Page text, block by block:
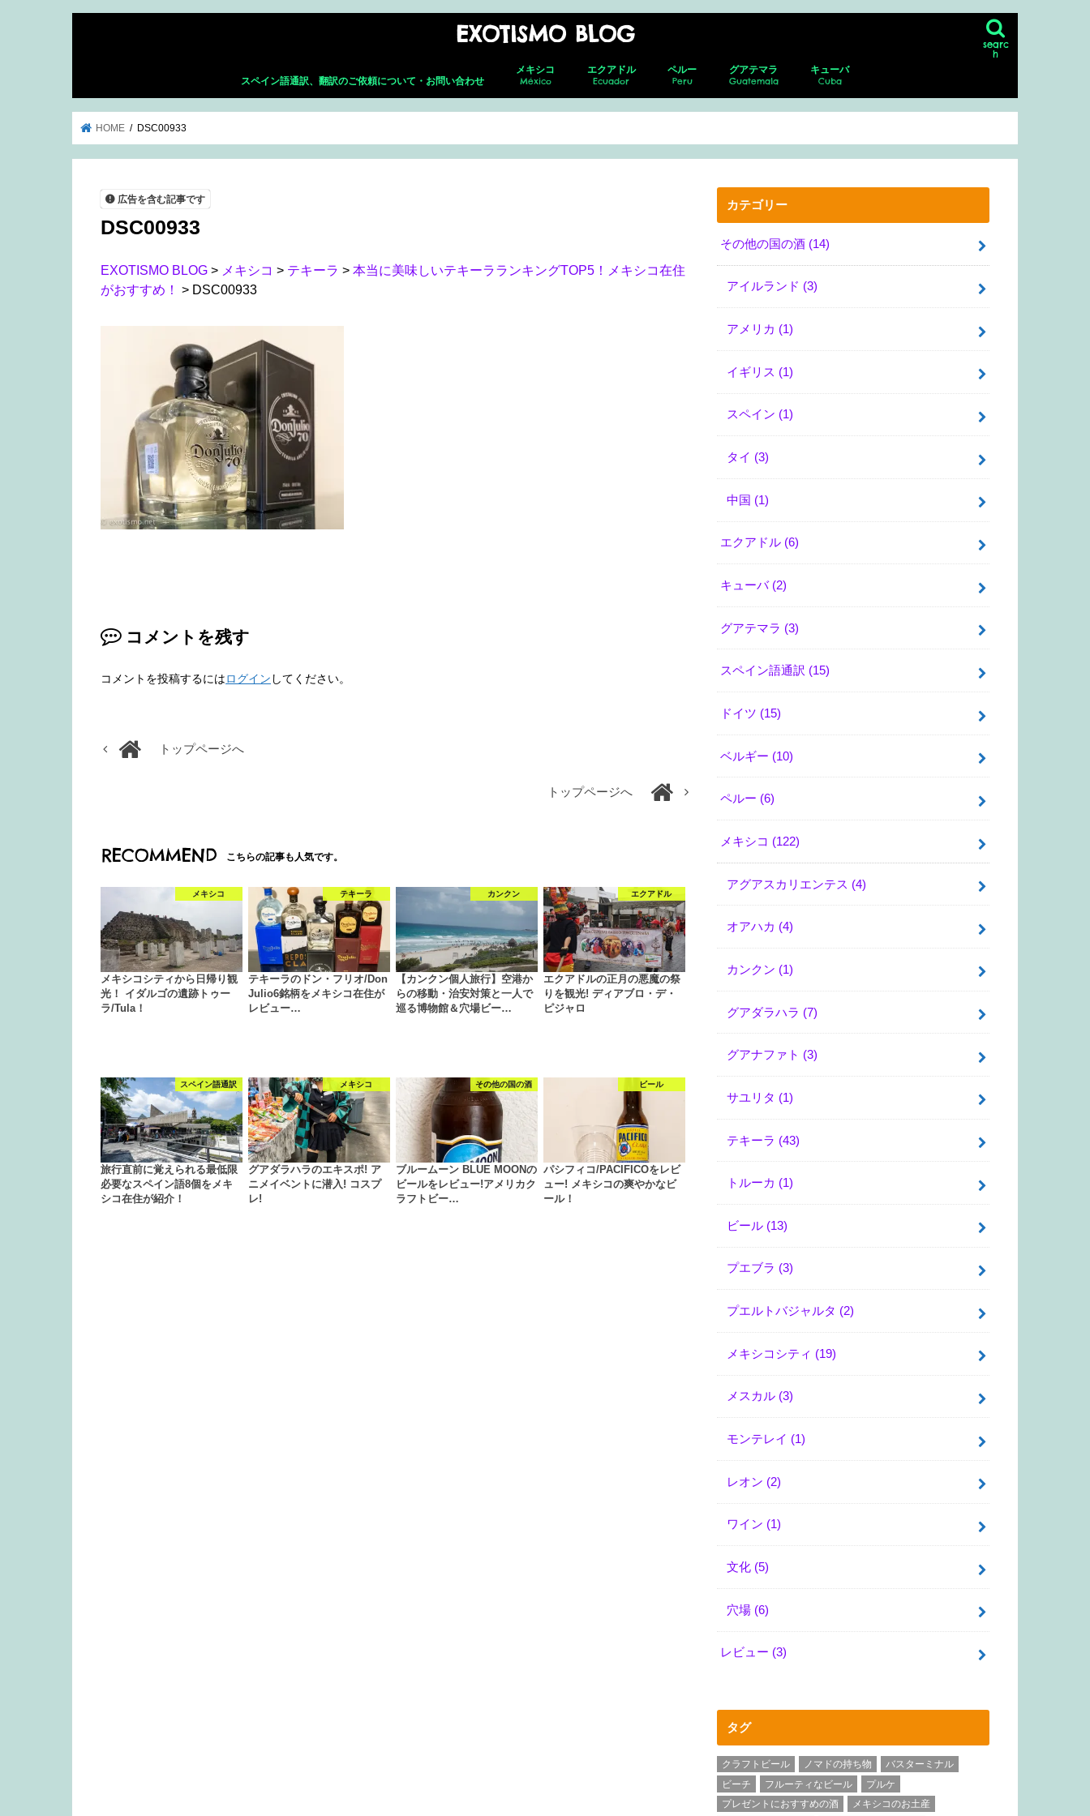
EXOTISMO BLOG
searc
h
スペイン語通訳、翻訳のご依頼について・お問い合わせ
メキシコ
México
メキシコシティ メキシコシティの博物館、美術館
ネバド・デ ・トルーカ
テオティワカン
トゥーラ
チャウトラ
ホタルの森
サン・アンドレス・チョルラ
アグアスカリエンテス フェリア・サンマルコス
ホセ・グアダルーペ・ポサダ美術館
セロ・デル・ムエルト
グアダラハラ グアダラハラ動物園
プエルト・バジャルタ
グアナファト グアナファトの博物館
レオン
メキシコ就労ビザ取得の全貌｜転職し
エクアドル
Ecuador
キト(新市街)
キト(旧市街)
コトパクシ
チンボラソ
オタバロ&周辺
ペルー
Peru
リマ
クスコ
サクサイワマン
ヴィニクンカ
プーノ
アレキパ
グアテマラ
Guatemala
アンティグア
アンティグアにあるスペイン語学校に
パカジャ火山
キューバ
Cuba
ハバナ
ピニャーレス渓谷へのツアー
HOME DSC00933
広告を含む記事です
DSC00933
EXOTISMO BLOG > メキシコ > テキーラ > 本当に美味しいテキーラランキングTOP5！メキシコ在住
がおすすめ！
> DSC00933
コメントを残す
コメントを投稿するにはログイン してください。
トップページへ
トップページへ
RECOMMEND こちらの記事も人気です。
メキシコ
メキシコシティから日帰り観
光！ イダルゴの遺跡トゥー
ラ/Tula！
テキーラ
テキーラのドン・フリオ/Don
Julio6銘柄をメキシコ在住が
レビュー…
カンクン
【カンクン個人旅行】空港か
らの移動・治安対策と一人で
巡る博物館＆穴場ビー…
エクアドル
エクアドルの正月の悪魔の祭
りを観光! ディアブロ・デ・
ピジャロ
スペイン語通訳
旅行直前に覚えられる最低限
必要なスペイン語8個をメキ
シコ在住が紹介！
メキシコ
グアダラハラのエキスポ! ア
ニメイベントに潜入! コスプ
レ!
その他の国の酒
ブルームーン BLUE MOONの
ビールをレビュー!アメリカク
ラフトビー…
ビール
パシフィコ/PACIFICOをレビ
ュー! メキシコの爽やかなビ
ール！
カテゴリー
その他の国の酒 (14)
アイルランド (3)
アメリカ (1)
イギリス (1)
スペイン (1)
タイ (3)
中国 (1)
エクアドル (6)
キューバ (2)
グアテマラ (3)
スペイン語通訳 (15)
ドイツ (15)
ベルギー (10)
ペルー (6)
メキシコ (122)
アグアスカリエンテス (4)
オアハカ (4)
カンクン (1)
グアダラハラ (7)
グアナファト (3)
サユリタ (1)
テキーラ (43)
トルーカ (1)
ビール (13)
プエブラ (3)
プエルトバジャルタ (2)
メキシコシティ (19)
メスカル (3)
モンテレイ (1)
レオン (2)
ワイン (1)
文化 (5)
穴場 (6)
レビュー (3)
タグ
クラフトビール ノマドの持ち物
バスターミナル
ビーチ
フルーティなビール
プルケ
プレゼントにおすすめの酒
メキシコのお土産